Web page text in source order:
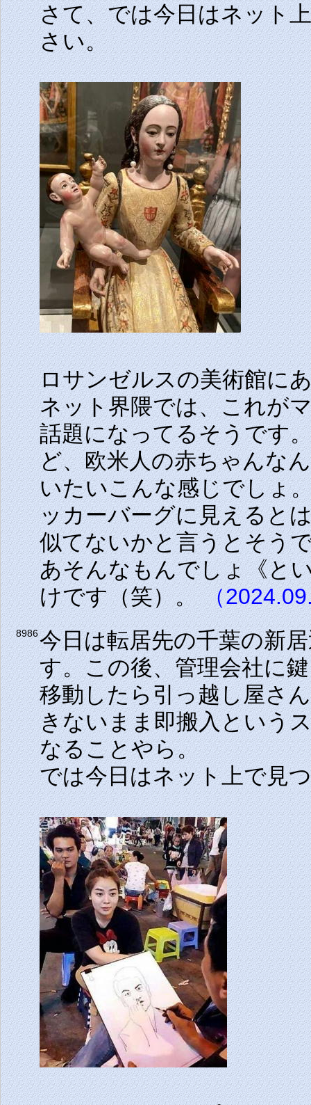
さて、では今日はネット
さい。
ロサンゼルスの美術館に
ネット界隈では、これが
話題になってるそうです
ど、欧米人の赤ちゃんな
いたいこんな感じでしょ
ッカーバーグに見えると
似てないかと言うとそう
あそんなもんでしょ《と
けです（笑）。（
8986今日は転居先の千葉の新
す。この後、管理会社に
移動したら引っ越し屋さ
きないまま即搬入という
なることやら。
では今日はネット上で見